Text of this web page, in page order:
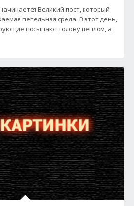
Великий пост, который
пепельная среда. В этот день,
посыпают голову пеплом, а